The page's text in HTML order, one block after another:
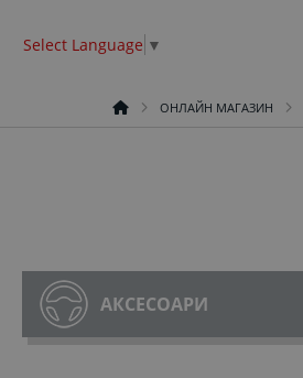
Select Language ▼
ОНЛАЙН МАГАЗИН
АКСЕСОАРИ